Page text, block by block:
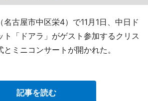
古屋市中区栄4）で11月1日、中日ド
ト「ドアラ」がゲスト参加するクリス
ミニコンサートが開かれた。
記事を読む